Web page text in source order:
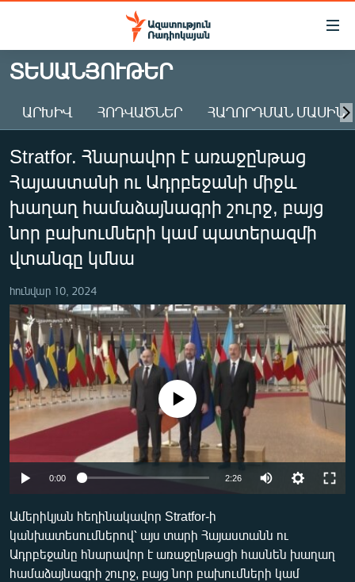
Մատչելիության
Անցնել
հիմնական
Անցնել
հիմնական
մենյուին
Որոնում
ԱԶԱՏՈՒԹՅՈՒՆ TV
ՀԱՅԱՍՏԱՆ
ԸՆՏՐՈՒԹՅՈՒՆՆԵՐ 2026
ԻՐԱՎՈՒՆՔ
ՀԱՍԱՐԱԿՈՒԹՅՈՒՆ
ՏՆՏԵՍՈՒԹՅՈՒՆ
ՊԱՏԵՐԱԶՄԻ 6 ՇԱԲԱԹՆԵՐԸ
ՏԱՐԱԾԱՇՐՋԱՆ
ՄԻՋԱԶԳԱՅԻՆ
ՄՇԱԿՈՒՅԹ
ՍՊՈՐՏ
ՄԵԿՆԱԲԱՆՈՒԹՅՈՒՆ
ՏՏ ԵՒ ԻՆՏԵՐՆԵՏ
ԿՈՐՈՆԱՎԻՐՈՒՍ
ԱՐԽԻՎ
ՏԵՍԱՆՅՈՒԹԵՐ
ՏԵՍԱՆՅՈՒԹԵՐ
ԱՐԽԻՎ ՀՈԴՎԱԾՆԵՐ ՀԱՂՈՐԴՄԱՆ ՄԱՍԻՆ
Stratfor. Հնարավոր է առաջընթաց
Հայաստանի ու Ադրբեջանի միջև
խաղաղ համաձայնագրի շուրջ, բայց
նոր բախումների կամ պատերազմի
վտանգը կմնա
հունվար 10, 2024
Auto 240p 360p 480p
No media source currently available
0:00 2:26
360p
480p
Ամերիկյան հեղինակավոր Stratfor-ի
կանխատեսումներով՝ այս տարի Հայաստանն ու
Ադրբեջանը հնարավոր է առաջընթացի հասնեն խաղաղ
համաձայնագրի շուրջ, բայց նոր բախումների կամ